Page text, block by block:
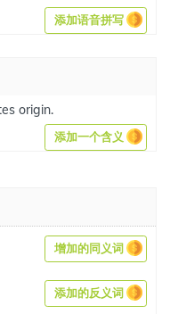
添加语音拼写
origin.
添加一个含义
增加的同义词
添加的反义词